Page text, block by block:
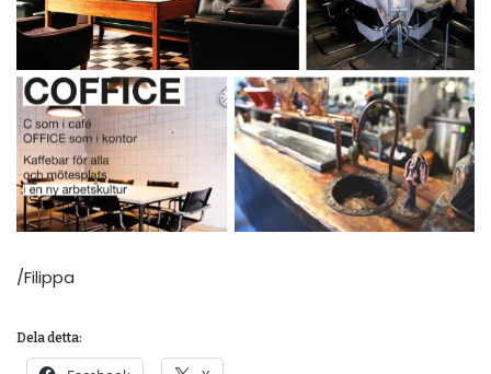
/Filippa
Dela detta: